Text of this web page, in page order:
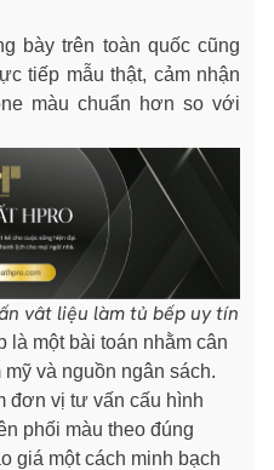
bày trên toàn quốc cũng
tiếp mẫu thật, cảm nhận
màu chuẩn hơn so với
vât liệu làm tủ bếp uy tín
là một bài toán nhằm cân
và nguồn ngân sách.
đơn vị tư vấn cấu hình
phối màu theo đúng
giá một cách minh bạch